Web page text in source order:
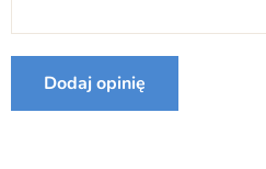
Producent:Hasbro
od dnia odebrania przesyłki.
Dodaj opinię